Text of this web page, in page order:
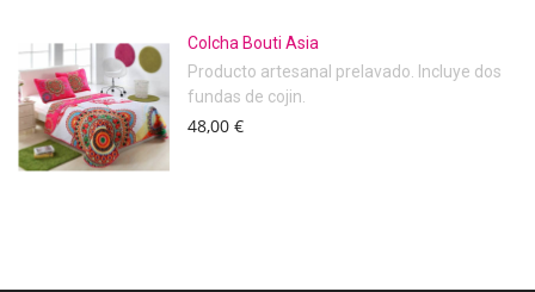
Colcha Bouti Asia
Producto artesanal prelavado. Incluye dos
fundas de cojin.
48,00 €